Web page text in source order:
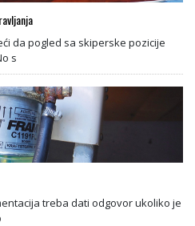
da pogled sa skiperske pozicije
s
treba dati odgovor ukoliko je